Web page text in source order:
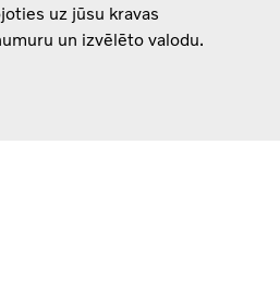
uz jūsu kravas
un izvēlēto valodu.